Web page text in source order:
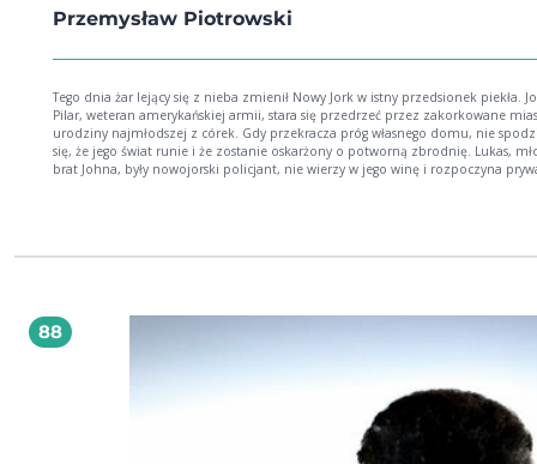
Przemysław Piotrowski
Tego dnia żar lejący się z nieba zmienił Nowy Jork w istny przedsionek piekła.
Pilar, weteran amerykańskiej armii, stara się przedrzeć przez zakorkowane
urodziny najmłodszej z córek. Gdy przekracza próg własnego domu, nie
się, że jego świat runie i że zostanie oskarżony o potworną zbrodnię. Lukas,
brat Johna, były nowojorski policjant, nie wierzy w jego winę i rozpoczyna
gorsza niż piekielna otchłań?
88